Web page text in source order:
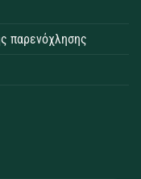
παρενόχλησης